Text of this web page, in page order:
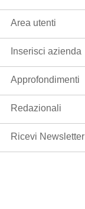
Area utenti
Inserisci azienda
Approfondimenti
Redazionali
Ricevi Newsletter